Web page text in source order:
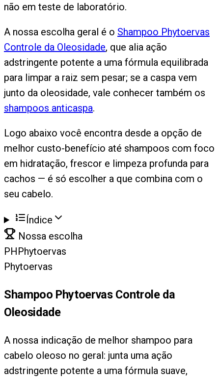
não em teste de laboratório.
A nossa escolha geral é o Shampoo Phytoervas
Controle da Oleosidade, que alia ação
adstringente potente a uma fórmula equilibrada
para limpar a raiz sem pesar; se a caspa vem
junto da oleosidade, vale conhecer também os
shampoos anticaspa.
Logo abaixo você encontra desde a opção de
melhor custo-benefício até shampoos com foco
em hidratação, frescor e limpeza profunda para
cachos — é só escolher a que combina com o
seu cabelo.
Índice
Nossa escolha
PHPhytoervas
Phytoervas
Shampoo Phytoervas Controle da
Oleosidade
A nossa indicação de melhor shampoo para
cabelo oleoso no geral: junta uma ação
adstringente potente a uma fórmula suave,